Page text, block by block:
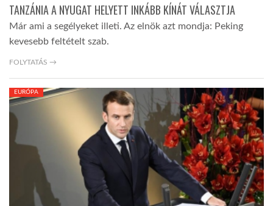
TANZÁNIA A NYUGAT HELYETT INKÁBB KÍNÁT VÁLASZTJA
Már ami a segélyeket illeti. Az elnök azt mondja: Peking
kevesebb feltételt szab.
FOLYTATÁS →
EURÓPA